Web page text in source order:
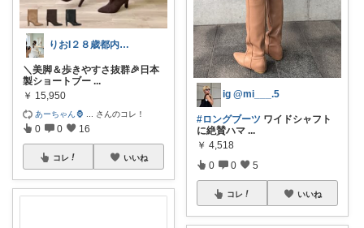
りおI２８歳都内OL
＼美脚＆歩きやすさ抜群🎉日本
製ショートブー ...
￥ 15,950
あーちゃん🦍 さんのコレ！
0 0 16
コレ いいね
ig @mi___.5
#ロングブーツ ワイドシャフト
に絶賛ハマ ...
￥ 4,518
0 0 5
コレ いいね